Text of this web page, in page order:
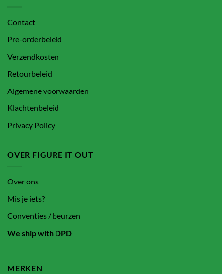
Contact
Pre-orderbeleid
Verzendkosten
Retourbeleid
Algemene voorwaarden
Klachtenbeleid
Privacy Policy
OVER FIGURE IT OUT
Over ons
Mis je iets?
Conventies / beurzen
We ship with DPD
MERKEN